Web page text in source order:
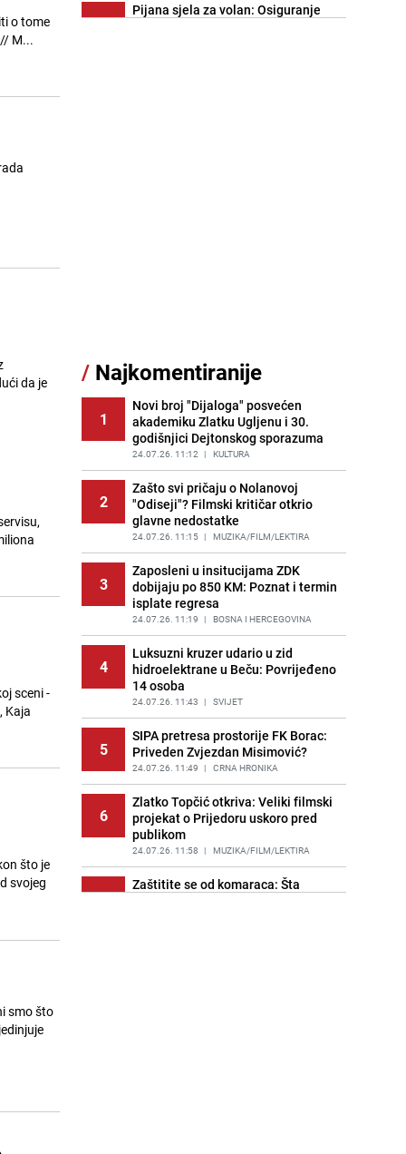
o tome
što još može doći na mjesto točka, a da se auto može kotrljati. Ovaj put izazov je osjetno veći. // M...
da je
sceni -
Kaja
što je
svojeg
smo što
7
Pijana sjela za volan: Osiguranje
vrijedi i nekoliko hiljada eura
ZANIMLJIVOSTI
12
Kao iz slastičarne: Rolada od
čokolade i kokosa bez pečenja,
jednostavan desert bez imalo muke
PRIJE 2 DANA | RECEPTI
13
Tajna savršenog makedonskog
ajvara: Stari recept za kremast i
bogat okus
PRIJE 2 DANA | RECEPTI
14
Tuga potresla grad na Uni:
Preminula Lejla Muhić (39),
sugrađani u nevjerici
PRIJE 2 DANA | BOSNA I HERCEGOVINA
15
Borba trajala satima: Pogledajte
'grdosiju' od skoro tri metra koju su
braća izvukla iz mora
PRIJE 1 DAN | SVIJET
/ Najkomentiranije
1
Novi broj "Dijaloga" posvećen
akademiku Zlatku Ugljenu i 30.
godišnjici Dejtonskog sporazuma
24.07.26. 11:12 | KULTURA
2
Zašto svi pričaju o Nolanovoj
"Odiseji"? Filmski kritičar otkrio
glavne nedostatke
24.07.26. 11:15 | MUZIKA/FILM/LEKTIRA
3
Zaposleni u insitucijama ZDK
dobijaju po 850 KM: Poznat i termin
isplate regresa
24.07.26. 11:19 | BOSNA I HERCEGOVINA
4
Luksuzni kruzer udario u zid
hidroelektrane u Beču: Povrijeđeno
14 osoba
24.07.26. 11:43 | SVIJET
5
SIPA pretresa prostorije FK Borac:
Priveden Zvjezdan Misimović?
24.07.26. 11:49 | CRNA HRONIKA
6
Zlatko Topčić otkriva: Veliki filmski
projekat o Prijedoru uskoro pred
publikom
24.07.26. 11:58 | MUZIKA/FILM/LEKTIRA
7
Zaštitite se od komaraca: Šta